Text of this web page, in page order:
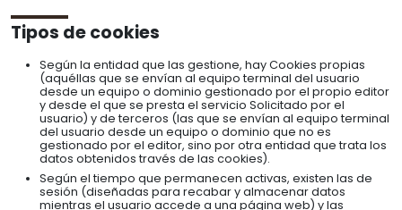
Tipos de cookies
Según la entidad que las gestione, hay Cookies propias
(aquéllas que se envían al equipo terminal del usuario
desde un equipo o dominio gestionado por el propio editor
y desde el que se presta el servicio Solicitado por el
usuario) y de terceros (las que se envían al equipo terminal
del usuario desde un equipo o dominio que no es
gestionado por el editor, sino por otra entidad que trata los
datos obtenidos través de las cookies).
Según el tiempo que permanecen activas, existen las de
sesión (diseñadas para recabar y almacenar datos
mientras el usuario accede a una página web) y las